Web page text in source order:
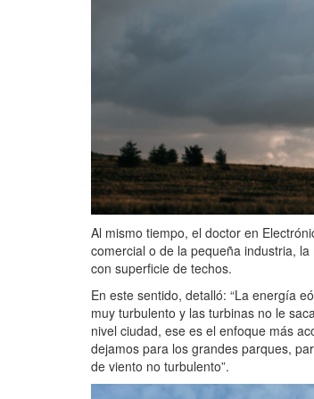
Al mismo tiempo, el doctor en
comercial o de la pequeña industria,
con superficie de techos.
En este sentido, detalló: “La energía
muy turbulento y las turbinas no le
nivel ciudad, ese es el enfoque más
dejamos para los grandes parques,
de viento no turbulento”.